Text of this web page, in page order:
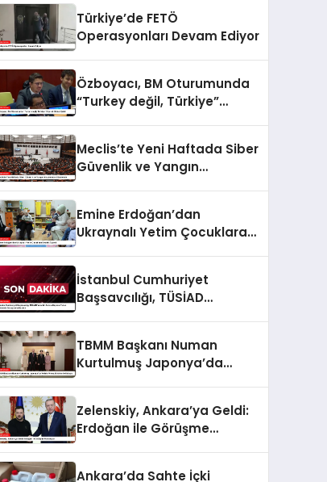
Türkiye’de FETÖ
Operasyonları Devam Ediyor
Özboyacı, BM Oturumunda
“Turkey değil, Türkiye”
Meclis’te Yeni Haftada Siber
Güvenlik ve Yangın
Emine Erdoğan’dan
Ukraynalı Yetim Çocuklara
İstanbul Cumhuriyet
Başsavcılığı, TÜSİAD
Başlattı
TBMM Başkanı Numan
Kurtulmuş Japonya’da
Zelenskiy, Ankara’ya Geldi:
Erdoğan ile Görüşme
Ankara’da Sahte İçki